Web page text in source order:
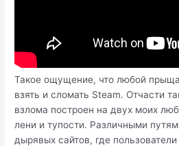
Такое ощущение, что любой
взять и сломать Steam. Отчасти
взлома построен на двух моих
лени и тупости. Различными
дырявых сайтов, где